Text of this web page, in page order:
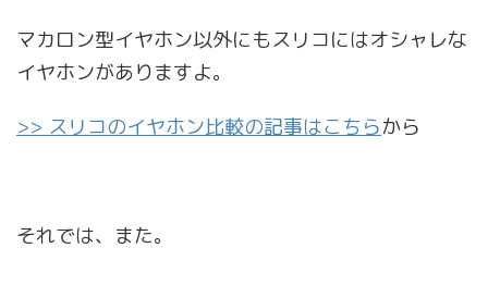
マカロン型イヤホン以外にもスリコにはオシャレな
イヤホンがありますよ。
>> スリコのイヤホン比較の記事はこちらから
それでは、また。